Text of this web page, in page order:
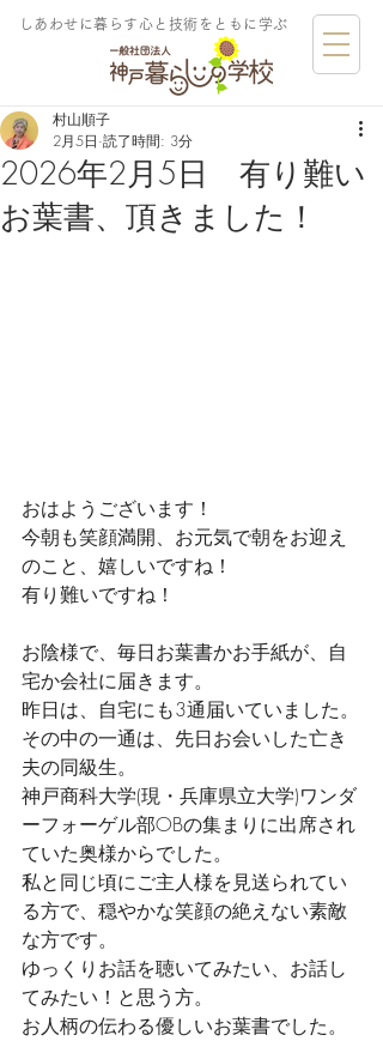
しあわせに暮らす​心と技術をともに学ぶ
2026年2月5日 有り難い
お葉書、頂きました！
村山順子
2月5日 読了時間: 3分
おはようございます！
今朝も笑顔満開、お元気で朝をお迎え
のこと、嬉しいですね！
有り難いですね！
お陰様で、毎日お葉書かお手紙が、自
宅か会社に届きます。
昨日は、自宅にも3通届いていました。
その中の一通は、先日お会いした亡き
夫の同級生。
神戸商科大学(現・兵庫県立大学)ワンダ
ーフォーゲル部OBの集まりに出席され
ていた奥様からでした。
私と同じ頃にご主人様を見送られてい
る方で、穏やかな笑顔の絶えない素敵
な方です。
ゆっくりお話を聴いてみたい、お話し
てみたい！と思う方。
お人柄の伝わる優しいお葉書でした。